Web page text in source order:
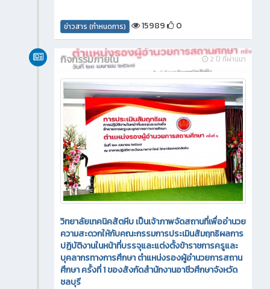
ข่าวสาร (กำหนดการ) 15989 0
2 ปี ที่ผ่านมา
กิจกรรมภายใน
วิทยาลัยเทคนิคสัตหีบ เป็นเจ้าภาพจัดสถานที่เพื่ออำนวย
ความสะดวกให้กับคณะกรรมการประเมินสัมฤทธิผลการ
ปฏิบัติงานในหน้าที่บรรจุและแต่งตั้งข้าราชการครูและ
บุคลากรทางการศึกษา ตำแหน่งรองผู้อำนวยการสถาน
ศึกษา ครั้งที่ 1 ของสังกัดสำนักงานอาชีวศึกษาจังหวัด
ชลบุรี